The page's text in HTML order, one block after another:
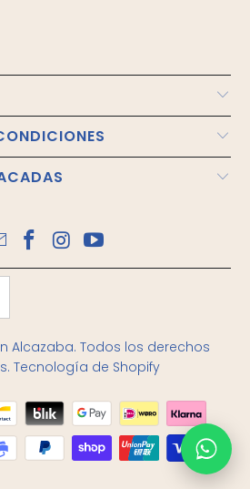
Alcazaba. Todos los derechos
Tecnología de Shopify